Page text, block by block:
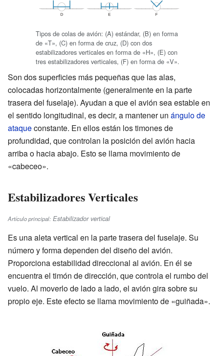
Tipos de colas de avión: (A) estándar, (B) en forma
de «T», (C) en forma de cruz, (D) con dos
estabilizadores verticales en forma de «H», (E) con
tres estabilizadores verticales, (F) en forma de «V».
Son dos superficies más pequeñas que las alas,
colocadas horizontalmente (generalmente en la parte
trasera del fuselaje). Ayudan a que el avión sea estable en
el sentido longitudinal, es decir, a mantener un ángulo de
ataqueconstante. En ellos están los timones de
profundidad, que controlan la posición del avión hacia
arriba o hacia abajo. Esto se llama movimiento de
«cabeceo».
Estabilizadores Verticales
Artículo principal: Estabilizador vertical
Es una aleta vertical en la parte trasera del fuselaje. Su
número y forma dependen del diseño del avión.
Proporciona estabilidad direccional al avión. En él se
encuentra el timón de dirección, que controla el rumbo del
vuelo. Al moverlo de lado a lado, el avión gira sobre su
propio eje. Este efecto se llama movimiento de «guiñada».